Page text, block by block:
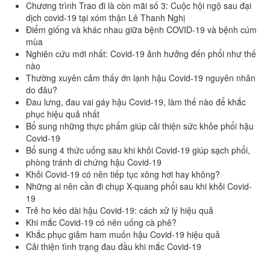
Chương trình Trao đi là còn mãi số 3: Cuộc hội ngộ sau đại
dịch covid-19 tại xóm thận Lê Thanh Nghị
Điểm giống và khác nhau giữa bệnh COVID-19 và bệnh cúm
mùa
Nghiên cứu mới nhất: Covid-19 ảnh hưởng đến phổi như thế
nào
Thường xuyên cảm thấy ớn lạnh hậu Covid-19 nguyên nhân
do đâu?
Đau lưng, đau vai gáy hậu Covid-19, làm thế nào để khắc
phục hiệu quả nhất
Bổ sung những thực phẩm giúp cải thiện sức khỏe phổi hậu
Covid-19
Bổ sung 4 thức uống sau khi khỏi Covid-19 giúp sạch phổi,
phòng tránh di chứng hậu Covid-19
Khỏi Covid-19 có nên tiếp tục xông hơi hay không?
Những ai nên cần đi chụp X-quang phổi sau khi khỏi Covid-
19
Trẻ ho kéo dài hậu Covid-19: cách xử lý hiệu quả
Khi mắc Covid-19 có nên uống cà phê?
Khắc phục giảm ham muốn hậu Covid-19 hiệu quả
Cải thiện tình trạng đau đầu khi mắc Covid-19